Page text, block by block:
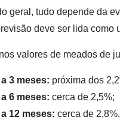
geral, tudo depende da
deve ser lida como
valores de meados de
3 meses: próxima dos
6 meses: cerca de 2,5%;
12 meses: cerca de 2,8%.